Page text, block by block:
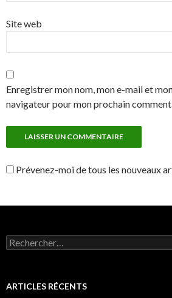
Site web
Enregistrer mon nom, mon e-mail et
navigateur pour mon prochain
Prévenez-moi de tous les nouveaux
Rechercher :
ARTICLES RÉCENTS